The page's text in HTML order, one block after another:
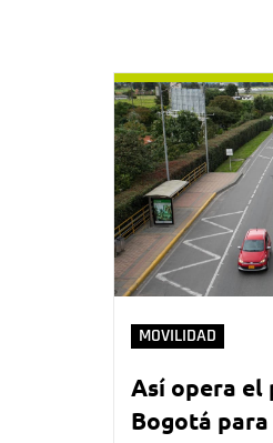
MOVILIDAD
Así opera el
Bogotá